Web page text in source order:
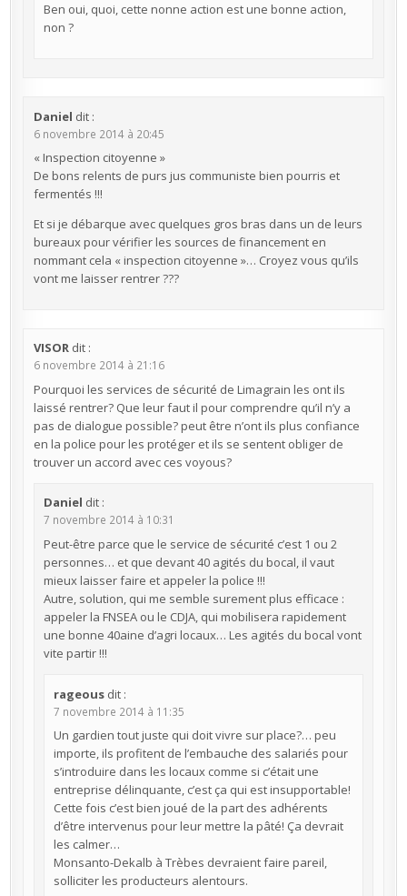
Ben oui, quoi, cette nonne action est une bonne action,
non ?
Daniel dit :
6 novembre 2014 à 20:45
« Inspection citoyenne »
De bons relents de purs jus communiste bien pourris et
fermentés !!!
Et si je débarque avec quelques gros bras dans un de leurs
bureaux pour vérifier les sources de financement en
nommant cela « inspection citoyenne »… Croyez vous qu’ils
vont me laisser rentrer ???
VISOR dit :
6 novembre 2014 à 21:16
Pourquoi les services de sécurité de Limagrain les ont ils
laissé rentrer? Que leur faut il pour comprendre qu’il n’y a
pas de dialogue possible? peut être n’ont ils plus confiance
en la police pour les protéger et ils se sentent obliger de
trouver un accord avec ces voyous?
Daniel dit :
7 novembre 2014 à 10:31
Peut-être parce que le service de sécurité c’est 1 ou 2
personnes… et que devant 40 agités du bocal, il vaut
mieux laisser faire et appeler la police !!!
Autre, solution, qui me semble surement plus efficace :
appeler la FNSEA ou le CDJA, qui mobilisera rapidement
une bonne 40aine d’agri locaux… Les agités du bocal vont
vite partir !!!
rageous dit :
7 novembre 2014 à 11:35
Un gardien tout juste qui doit vivre sur place?… peu
importe, ils profitent de l’embauche des salariés pour
s’introduire dans les locaux comme si c’était une
entreprise délinquante, c’est ça qui est insupportable!
Cette fois c’est bien joué de la part des adhérents
d’être intervenus pour leur mettre la pâté! Ça devrait
les calmer…
Monsanto-Dekalb à Trèbes devraient faire pareil,
solliciter les producteurs alentours.